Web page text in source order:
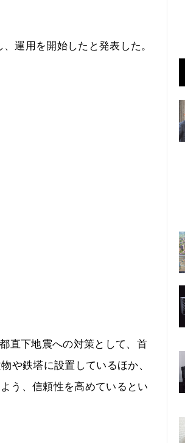
運用を開始したと発表した。
直下地震への対策として、首
や鉄塔に設置しているほか、
う、信頼性を高めているとい